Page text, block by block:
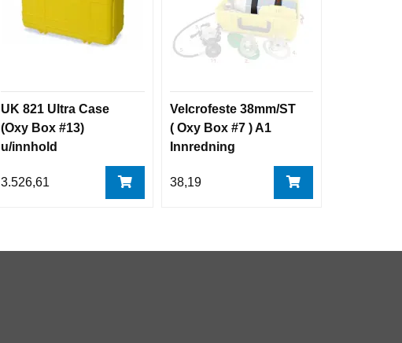
UK 821 Ultra Case
(Oxy Box #13)
u/innhold
3.526,61
Velcrofeste 38mm/ST
( Oxy Box #7 ) A1
Innredning
38,19